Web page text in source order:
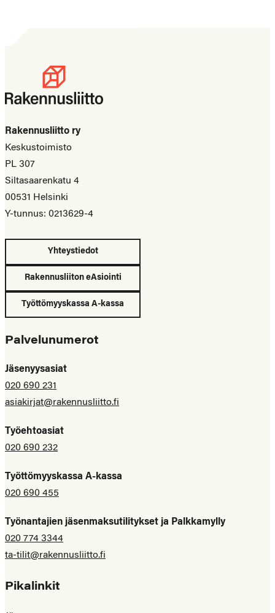
Rakennusliitto ry
Keskustoimisto
PL 307
Siltasaarenkatu 4
00531 Helsinki
Y-tunnus: 0213629-4
Yhteystiedot
Rakennusliiton eAsiointi
Työttömyyskassa A-kassa
Palvelunumerot
Jäsenyysasiat
020 690 231
asiakirjat@rakennusliitto.fi
Työehtoasiat
020 690 232
Työttömyyskassa A-kassa
020 690 455
Työnantajien jäsenmaksutilitykset ja Palkkamylly
020 774 3344
ta-tilit@rakennusliitto.fi
Pikalinkit